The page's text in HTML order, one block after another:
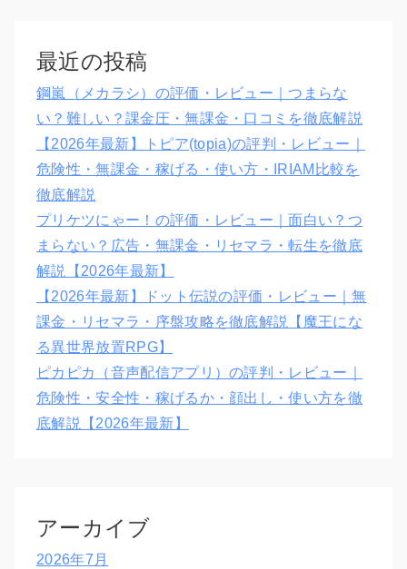
最近の投稿
鋼嵐（メカラシ）の評価・レビュー｜つまらな
い？難しい？課金圧・無課金・口コミを徹底解説
【2026年最新】トピア(topia)の評判・レビュー｜
危険性・無課金・稼げる・使い方・IRIAM比較を
徹底解説
プリケツにゃー！の評価・レビュー｜面白い？つ
まらない？広告・無課金・リセマラ・転生を徹底
解説【2026年最新】
【2026年最新】ドット伝説の評価・レビュー｜無
課金・リセマラ・序盤攻略を徹底解説【魔王にな
る異世界放置RPG】
ピカピカ（音声配信アプリ）の評判・レビュー｜
危険性・安全性・稼げるか・顔出し・使い方を徹
底解説【2026年最新】
アーカイブ
2026年7月